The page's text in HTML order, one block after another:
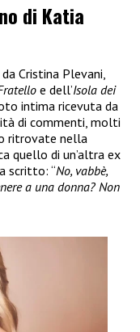
di Katia
Cristina Plevani,
e dell’Isola dei
intima ricevuta da
di commenti, molti
ritrovate nella
quello di un’altra ex
scritto: “No, vabbè,
a una donna? Non